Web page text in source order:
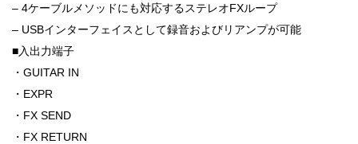
– 4ケーブルメソッドにも対応するステレオFXループ
– USBインターフェイスとして録音およびリアンプが可能
■入出力端子
・GUITAR IN
・EXPR
・FX SEND
・FX RETURN